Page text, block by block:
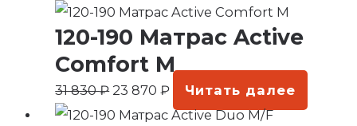
120-190 Матрас Active
Comfort M
31 830₽
цена
составляла
31
23 870₽
цена:
23
870 ₽.
Читать далее